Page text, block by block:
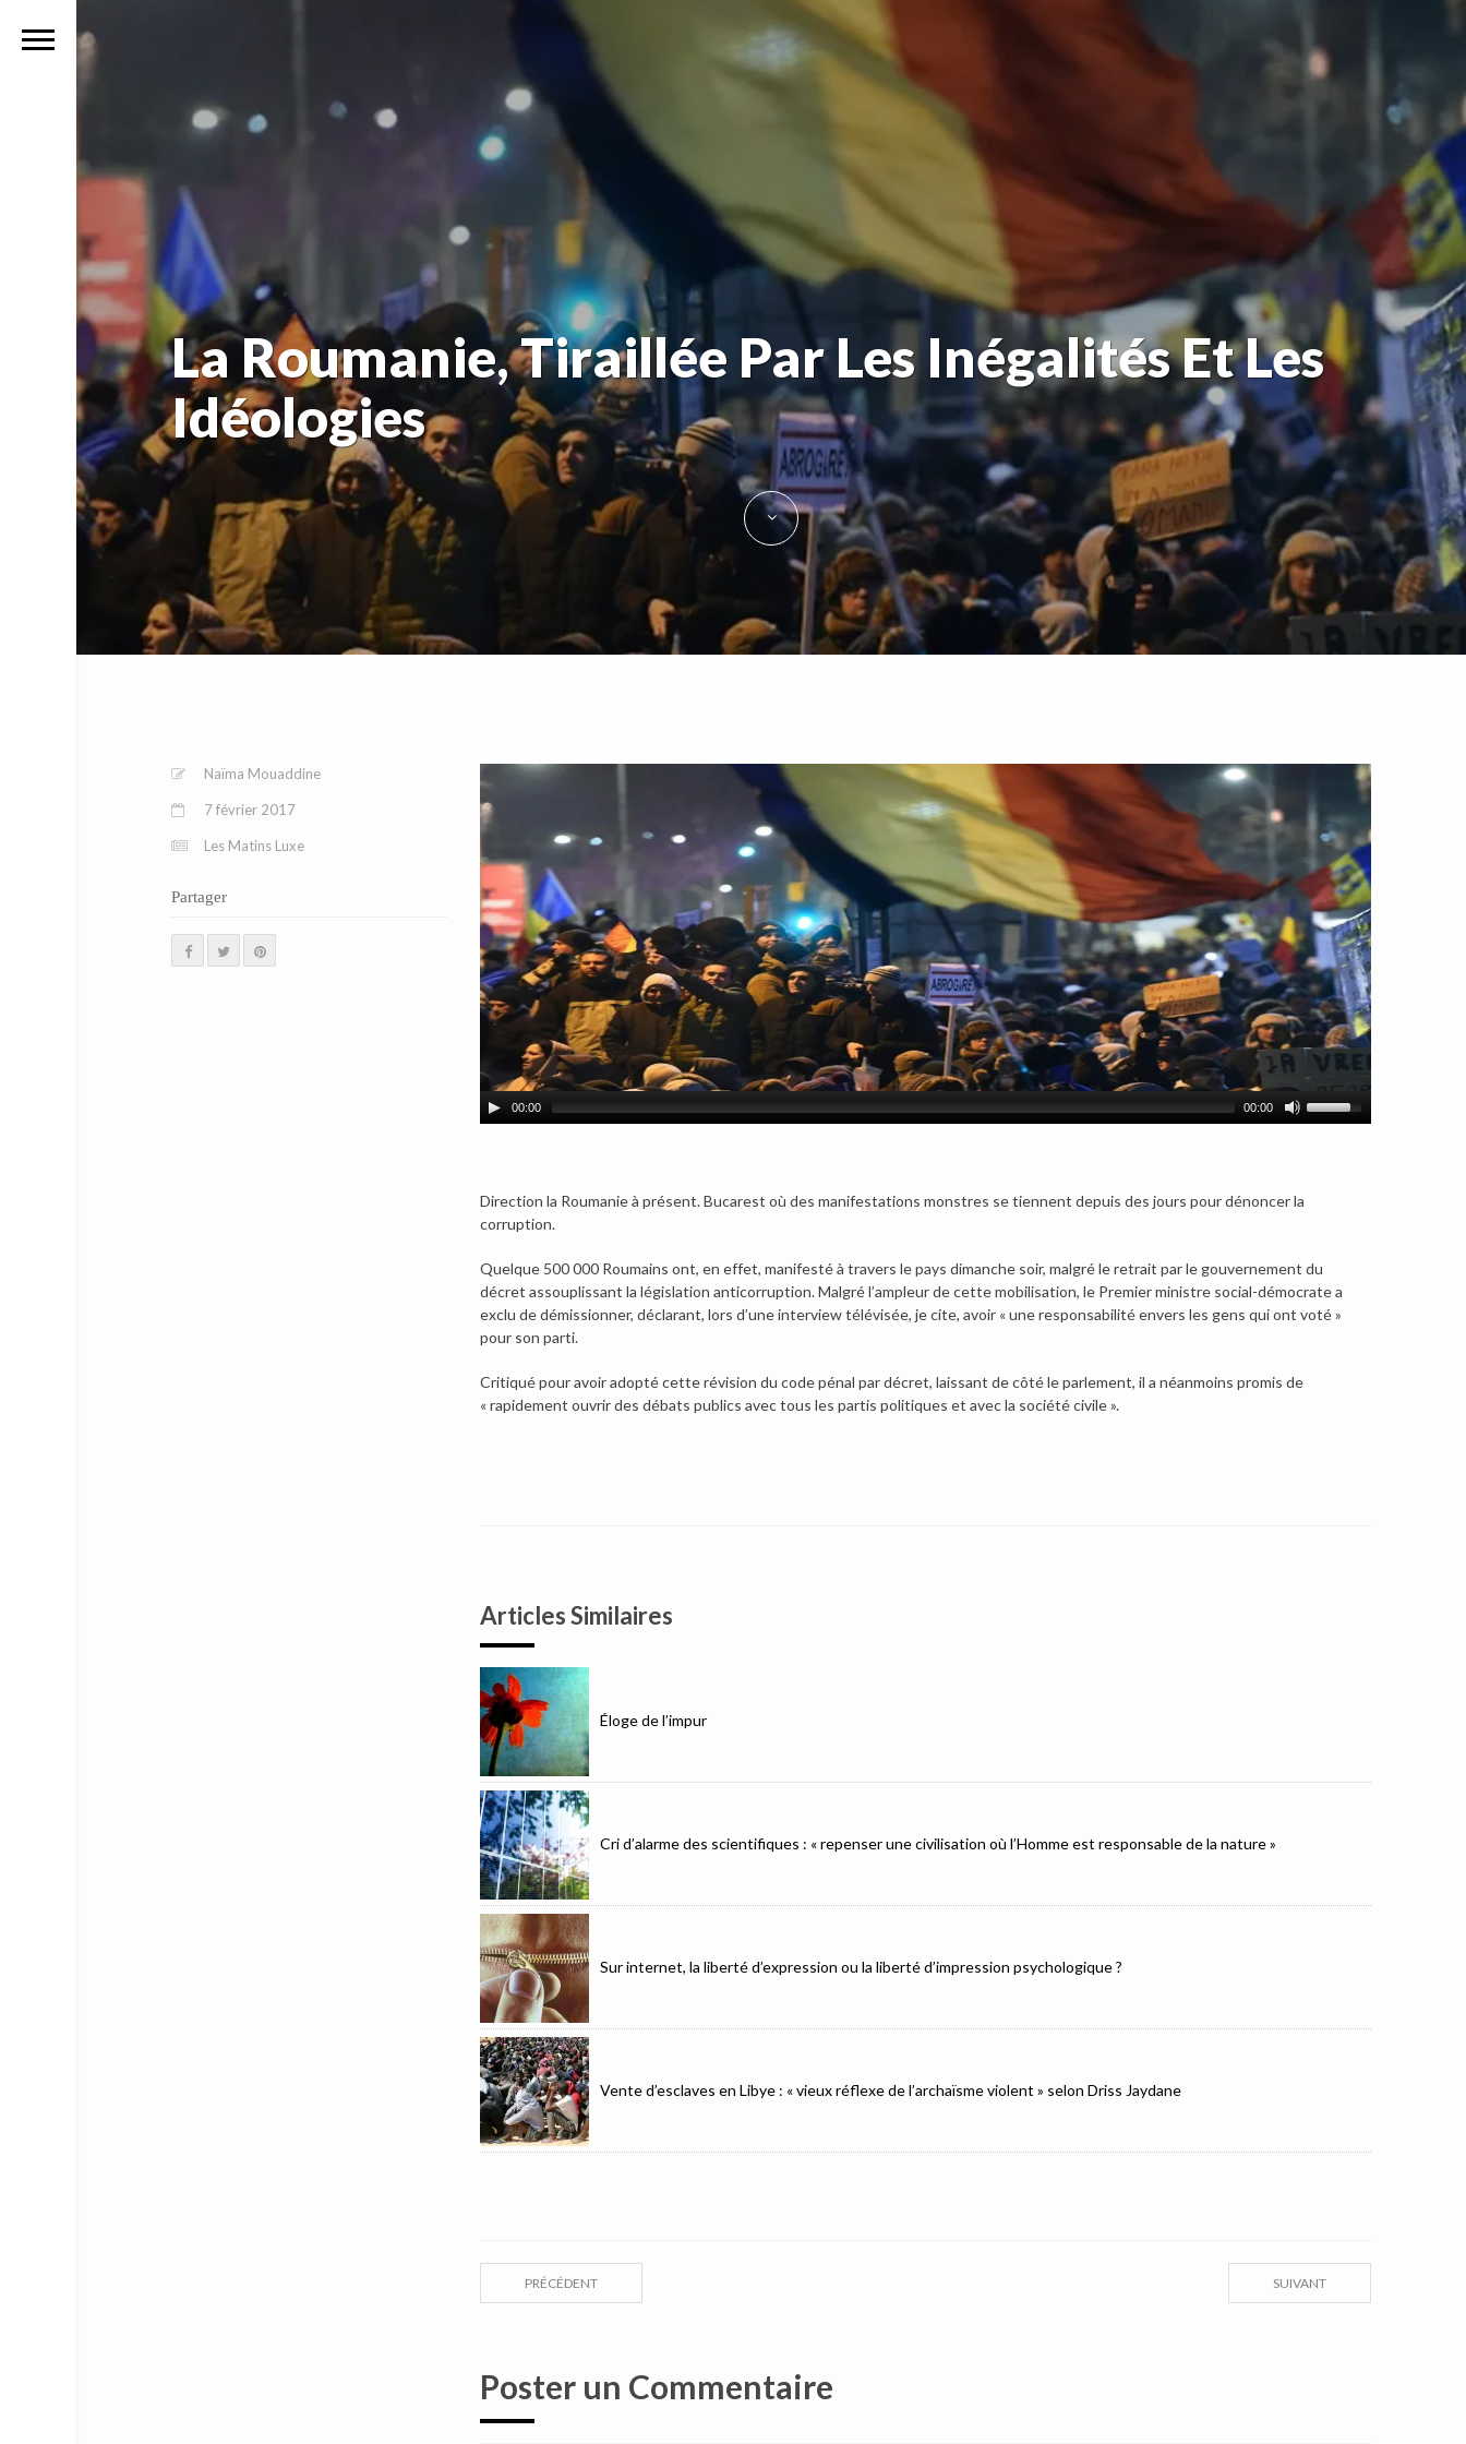
La Roumanie, Tiraillée Par Les Inégalités Et Les
Idéologies
Naïma Mouaddine
7 février 2017
Les Matins Luxe
Partager
00:00 00:00
Direction la Roumanie à présent. Bucarest où des manifestations monstres se tiennent depuis des jours pour dénoncer la
corruption.
Quelque 500 000 Roumains ont, en effet, manifesté à travers le pays dimanche soir, malgré le retrait par le gouvernement du
décret assouplissant la législation anticorruption. Malgré l’ampleur de cette mobilisation, le Premier ministre social-démocrate a
exclu de démissionner, déclarant, lors d’une interview télévisée, je cite, avoir « une responsabilité envers les gens qui ont voté »
pour son parti.
Critiqué pour avoir adopté cette révision du code pénal par décret, laissant de côté le parlement, il a néanmoins promis de
« rapidement ouvrir des débats publics avec tous les partis politiques et avec la société civile ».
Articles Similaires
Éloge de l’impur
Cri d’alarme des scientifiques : « repenser une civilisation où l’Homme est responsable de la nature »
Sur internet, la liberté d’expression ou la liberté d’impression psychologique ?
Vente d’esclaves en Libye : « vieux réflexe de l’archaïsme violent » selon Driss Jaydane
SUIVANT
PRÉCÉDENT
Poster un Commentaire